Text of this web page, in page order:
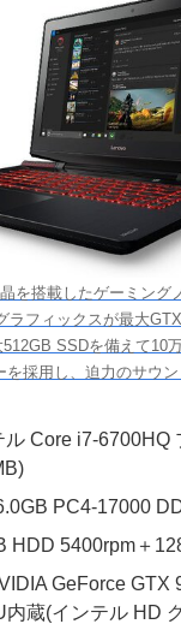
を搭載したゲーミング
ラフィックスが最大
SSDを備えて10
採用し、迫力のサウ
Core i7-6700HQ
PC4-17000
HDD 5400rpm＋
GeForce GTX
蔵(インテル HD